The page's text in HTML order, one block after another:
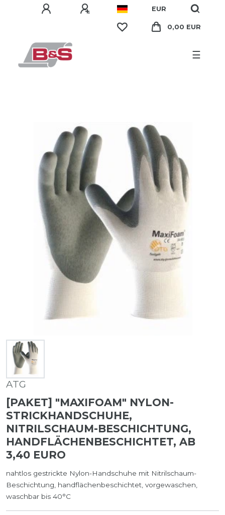
EUR
0,00 EUR
☰
ATG
[PAKET] "MAXIFOAM" NYLON-
STRICKHANDSCHUHE,
NITRILSCHAUM-BESCHICHTUNG,
HANDFLÄCHENBESCHICHTET, AB
3,40 EURO
nahtlos gestrickte Nylon-Handschuhe mit Nitrilschaum-
Beschichtung, handflächenbeschichtet, vorgewaschen,
waschbar bis 40°C